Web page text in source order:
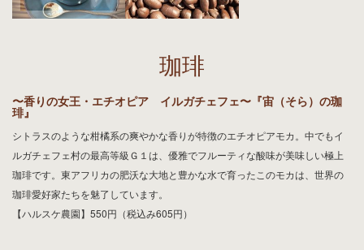
珈琲
〜香りの女王・エチオピア イルガチェフェ〜『宙（そら）の珈
琲』
シトラスのような柑橘系の爽やかな香りが特徴のエチオピアモカ。中でもイ
ルガチェフェ村の最高等級Ｇ１は、優雅でフルーティな酸味が美味しい極上
珈琲です。東アフリカの肥沃な大地と豊かな水で育ったこのモカは、世界の
珈琲愛好家たちを魅了しています。
【ハルスケ農園】550円（税込み605円）